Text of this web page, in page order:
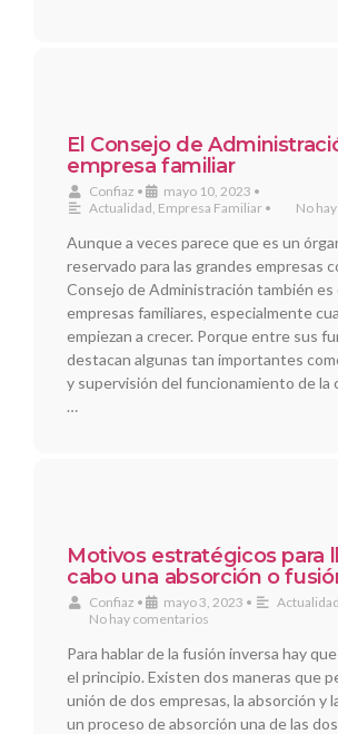
El Consejo de
empresa familiar
Confiaz • mayo 10, 2023 •
Actualidad, Empresa Familiar • No
Aunque a veces parece que es un
reservado para las grandes empresas
Consejo de Administración también es
empresas familiares, especialmente
empiezan a crecer. Porque entre sus
destacan algunas tan importantes
y supervisión del funcionamiento de la
…
Motivos estratégicos para
cabo una absorción o
Confiaz • mayo 3, 2023 • Actualidad
No hay comentarios
Para hablar de la fusión inversa hay
el principio. Existen dos maneras que
unión de dos empresas, la absorción y
un proceso de absorción una de las